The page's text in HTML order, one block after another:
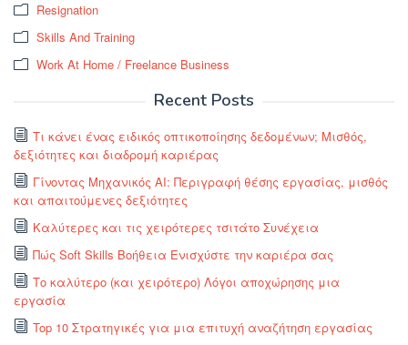
Resignation
Skills And Training
Work At Home / Freelance Business
Recent Posts
Τι κάνει ένας ειδικός οπτικοποίησης δεδομένων; Μισθός,
δεξιότητες και διαδρομή καριέρας
Γίνοντας Μηχανικός AI: Περιγραφή θέσης εργασίας, μισθός
και απαιτούμενες δεξιότητες
Καλύτερες και τις χειρότερες τσιτάτο Συνέχεια
Πώς Soft Skills Βοήθεια Ενισχύστε την καριέρα σας
Το καλύτερο (και χειρότερο) Λόγοι αποχώρησης μια
εργασία
Top 10 Στρατηγικές για μια επιτυχή αναζήτηση εργασίας